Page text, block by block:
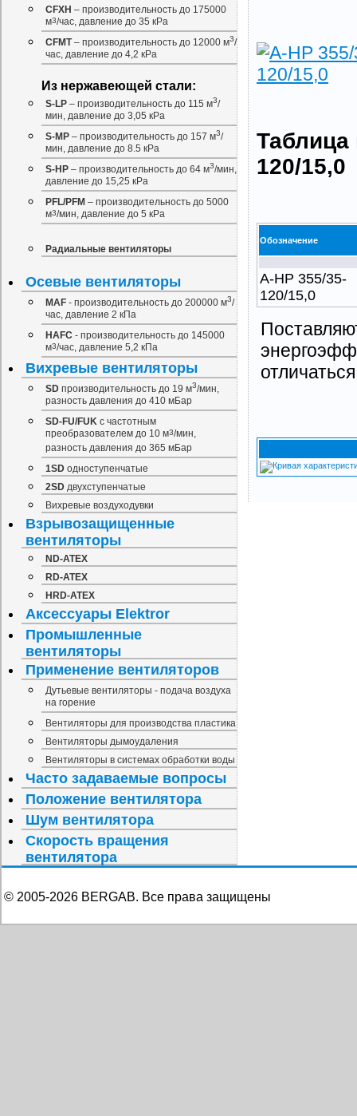
Таблица
120/15,0
Обозначение
A-HP 355/35-
120/15,0
CFXH – производительность до 175000
м3/час, давление до 35 кРа
CFMT– производительность до 12000 м3/
час, давление до 4,2 кРа
Из нержавеющей стали:
S-LP – производительность до 115 м3/
мин, давление до 3,05 кРа
S-MP – производительность до 157 м3/
мин, давление до 8.5 кРа
S-HP – производительность до 64 м3/мин,
давление до 15,25 кРа
PFL/PFM – производительность до 5000
м3/мин, давление до 5 кРа
Радиальные вентиляторы
Осевые вентиляторы
MAF - производительность до 200000 м3/
час, давление 2 кПа
НAFС - производительность до 145000
м3/час, давление 5,2 кПа
Вихревые вентиляторы
SD производительность до 19 м3/мин,
разность давления до 410 мБар
SD-FU/FUK с частотным
преобразователем до 10 м3/мин,
разность давления до 365 мБар
1SD одноступенчатые
2SD двухступенчатые
Вихревые воздуходувки
Взрывозащищенные
вентиляторы
ND-ATEX
RD-ATEX
HRD-ATEX
Аксессуары Elektror
Промышленные
вентиляторы
Применение вентиляторов
Дутьевые вентиляторы - подача воздуха
на горение
Вентиляторы для производства пластика
Вентиляторы дымоудаления
Вентиляторы в системах обработки воды
Часто задаваемые вопросы
Положение вентилятора
Шум вентилятора
Скорость вращения
вентилятора
© 2005-2026 BERGAB. Все права защищены